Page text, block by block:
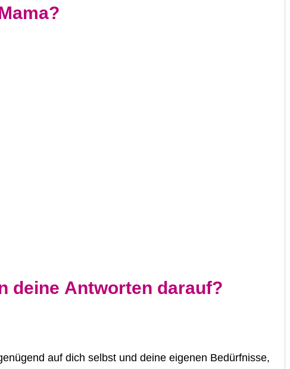
deine Antworten darauf?
auf dich selbst und deine eigenen Bedürfnisse,